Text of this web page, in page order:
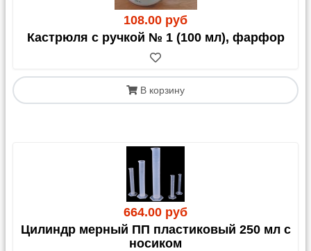
108.00 руб
Кастрюля с ручкой № 1 (100 мл), фарфор
В корзину
664.00 руб
Цилиндр мерный ПП пластиковый 250 мл с
носиком